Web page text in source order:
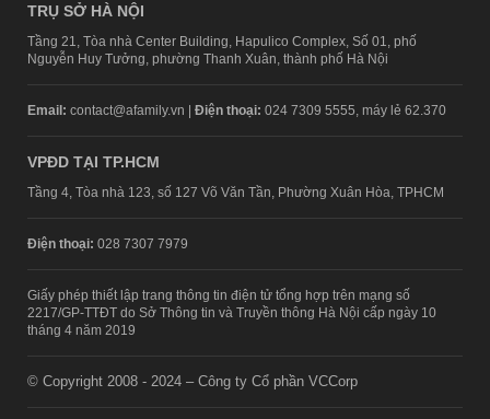
TRỤ SỞ HÀ NỘI
Tầng 21, Tòa nhà Center Building, Hapulico Complex, Số 01, phố
Nguyễn Huy Tưởng, phường Thanh Xuân, thành phố Hà Nội
Email: contact@afamily.vn | Điện thoại: 024 7309 5555, máy lẻ 62.370
VPĐD TẠI TP.HCM
Tầng 4, Tòa nhà 123, số 127 Võ Văn Tần, Phường Xuân Hòa, TPHCM
Điện thoại: 028 7307 7979
Giấy phép thiết lập trang thông tin điện tử tổng hợp trên mạng số
2217/GP-TTĐT do Sở Thông tin và Truyền thông Hà Nội cấp ngày 10
tháng 4 năm 2019
© Copyright 2008 - 2024 – Công ty Cổ phần VCCorp